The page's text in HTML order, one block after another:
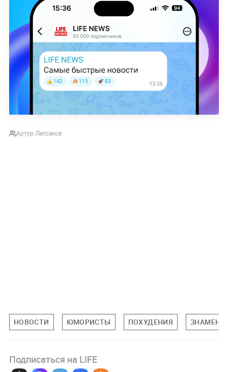
Артур Лапсаков
НОВОСТИ ЮМОРИСТЫ ПОХУДЕНИЯ
Подписаться на LIFE